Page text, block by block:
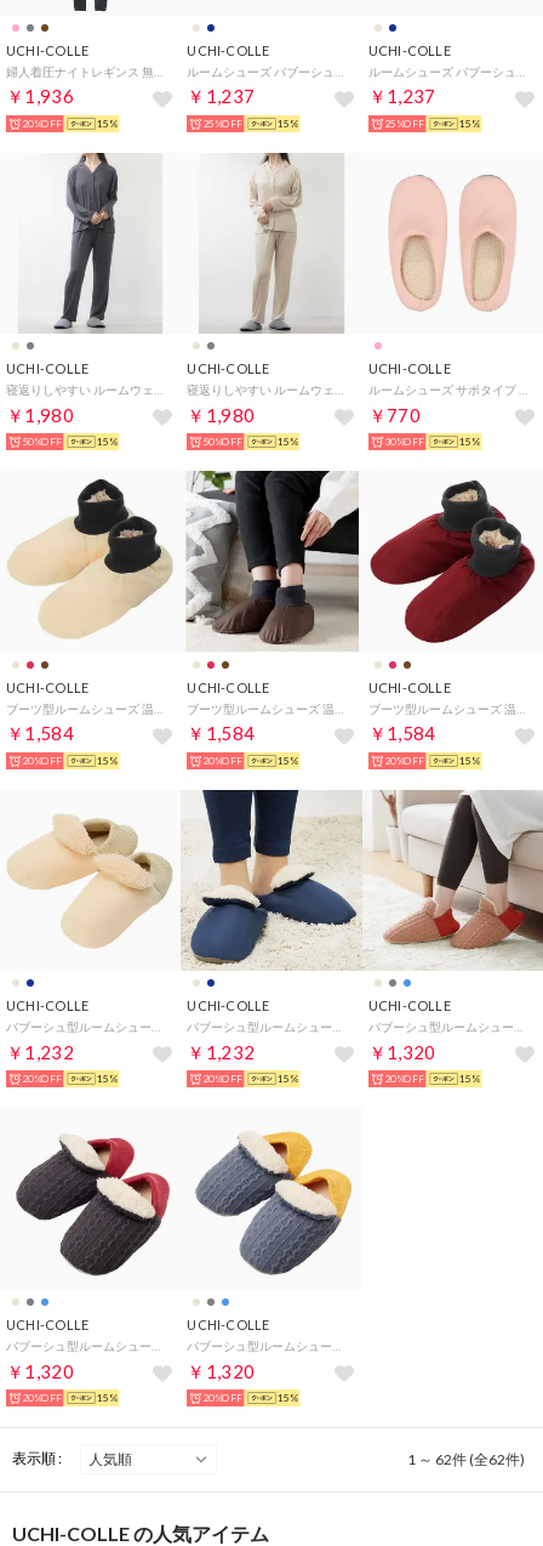
UCHI-COLLE
￥1,936
20%OFF 15%
UCHI-COLLE
￥1,237
25%OFF 15%
UCHI-COLLE
￥1,237
25%OFF 15%
UCHI-COLLE
寝返りしやすい ルームウェア （チャコールグレー）
￥1,980
50%OFF 15%
UCHI-COLLE
寝返りしやすい ルームウェア （ペイルベージュ）
￥1,980
50%OFF 15%
UCHI-COLLE
ルームシューズ サボタイプ （ペイルピンク）
￥770
30%OFF 15%
UCHI-COLLE
￥1,584
20%OFF 15%
UCHI-COLLE
￥1,584
20%OFF 15%
UCHI-COLLE
￥1,584
20%OFF 15%
UCHI-COLLE
バブーシュ型ルームシューズ 温熱クッション （ライトベージュ）
￥1,232
20%OFF 15%
UCHI-COLLE
バブーシュ型ルームシューズ 温熱クッション （ネービー）
￥1,232
20%OFF 15%
UCHI-COLLE
バブーシュ型ルームシューズ 温熱クッション （ベージュ）
￥1,320
20%OFF 15%
UCHI-COLLE
￥1,320
20%OFF 15%
UCHI-COLLE
￥1,320
20%OFF 15%
表示順 : 1 ～ 62件 (全62件)
UCHI-COLLE の人気アイテム